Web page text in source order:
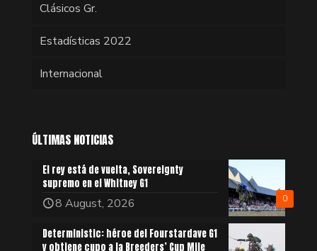
Clásicos Gr.
Estadísticas 2022
Internacional
ÚLTIMAS NOTICIAS
0
El rey está de vuelta, Sovereignty
supremo en el Whitney G1
8 August, 2026
Deterministic: héroe del Fourstardave G1
y obtiene cupo a la Breeders’ Cup Mile